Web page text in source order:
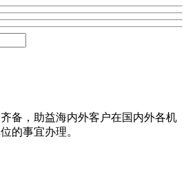
备，助益海内外客户在国内外各机
的事宜办理。